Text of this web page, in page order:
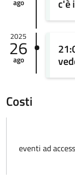
ago c'è
2025
26
ago
Costi
eventi ad